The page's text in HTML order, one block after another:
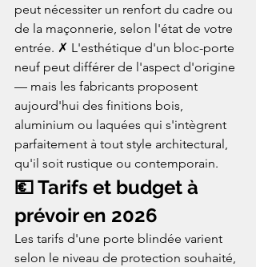
peut nécessiter un renfort du cadre ou
de la maçonnerie, selon l'état de votre
entrée. ✗ L'esthétique d'un bloc-porte
neuf peut différer de l'aspect d'origine
— mais les fabricants proposent
aujourd'hui des finitions bois,
aluminium ou laquées qui s'intègrent
parfaitement à tout style architectural,
qu'il soit rustique ou contemporain.
💶 Tarifs et budget à
prévoir en 2026
Les tarifs d'une porte blindée varient
selon le niveau de protection souhaité,